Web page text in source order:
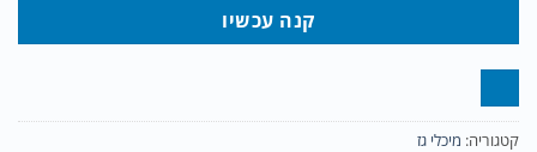
קנה עכשיו
קטגוריה: מיכלי גז